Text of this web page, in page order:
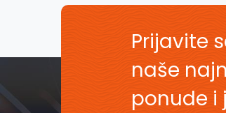
Prijavite
naše
ponude i